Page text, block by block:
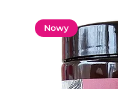
Nowy